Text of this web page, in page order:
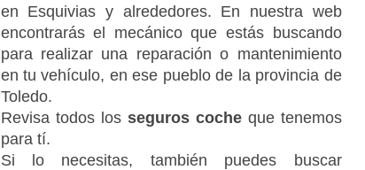
en Esquivias y alrededores. En nuestra web
encontrarás el mecánico que estás buscando
para realizar una reparación o mantenimiento
en tu vehículo, en ese pueblo de la provincia de
Toledo.
Revisa todos los seguros cocheque tenemos
para tí.
Si lo necesitas, también puedes buscar